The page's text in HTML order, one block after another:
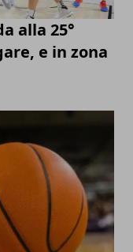
alla 25°
e in zona